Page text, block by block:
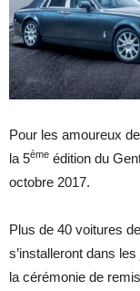
Pour les amoureux
la 5ème édition du
octobre 2017.
Plus de 40 voitures
s’installeront dans
la cérémonie de